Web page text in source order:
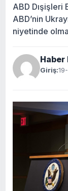
ABD Dışişleri
ABD’nin
niyetinde
Haber
Giriş: